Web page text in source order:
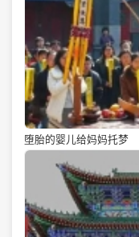
堕胎的婴儿给妈妈托梦